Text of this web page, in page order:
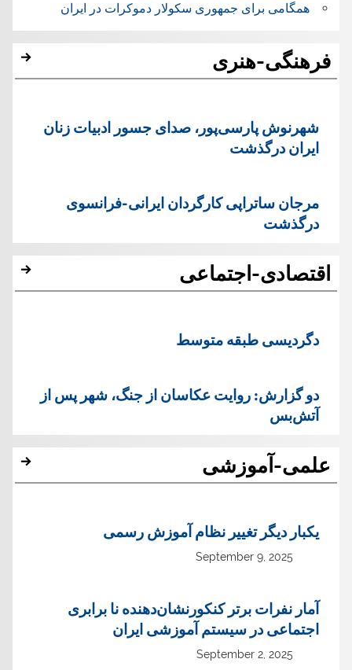
همگامی برای جمهوری سکولار دموکرات در ایران
فرهنگی-هنری
شهرنوش پارسی‌پور، صدای جسور ادبیات زنان
ایران درگذشت
مرجان ساتراپی کارگردان ایرانی-فرانسوی
درگذشت
اقتصادی-اجتماعی
دگردیسی طبقه متوسط
دو گزارش: روایت عکاسان از جنگ، شهر پس از
آتش‌بس
علمی-آموزشی
یک‏بار دیگر تغییر نظام آموزش رسمی
September 9, 2025
آمار نفرات برتر کنکورنشان‌دهنده نا برابری
اجتماعی در سیستم آموزشی ایران
September 2, 2025